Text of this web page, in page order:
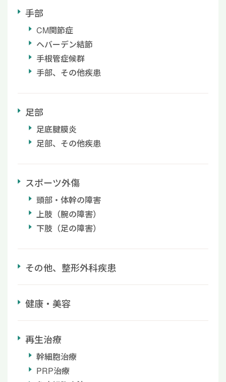
手部
CM関節症
ヘバーデン結節
手根管症候群
手部、その他疾患
足部
足底腱膜炎
足部、その他疾患
スポーツ外傷
頭部・体幹の障害
上肢（腕の障害）
下肢（足の障害）
その他、整形外科疾患
健康・美容
再生治療
幹細胞治療
PRP治療